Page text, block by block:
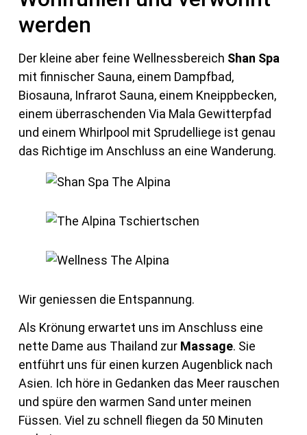
werden
Der kleine aber feine Wellnessbereich Shan Spa
mit finnischer Sauna, einem Dampfbad,
Biosauna, Infrarot Sauna, einem Kneippbecken,
einem überraschenden Via Mala Gewitterpfad
und einem Whirlpool mit Sprudelliege ist genau
das Richtige im Anschluss an eine Wanderung.
Wir geniessen die Entspannung.
Als Krönung erwartet uns im Anschluss eine
nette Dame aus Thailand zur Massage. Sie
entführt uns für einen kurzen Augenblick nach
Asien. Ich höre in Gedanken das Meer rauschen
und spüre den warmen Sand unter meinen
Füssen. Viel zu schnell fliegen da 50 Minuten